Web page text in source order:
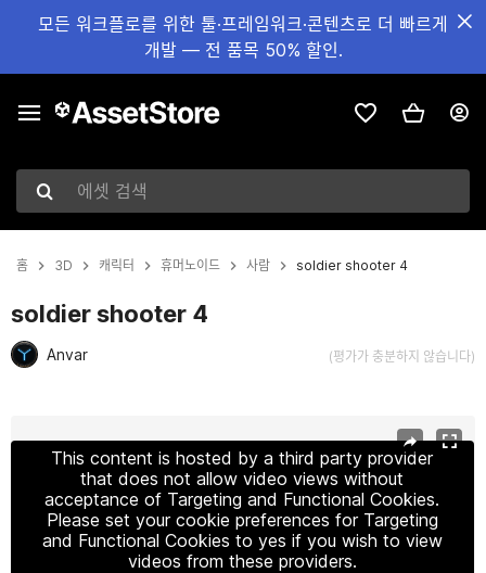
모든 워크플로를 위한 툴·프레임워크·콘텐츠로 더 빠르게
개발 — 전 품목 50% 할인.
에셋 검색
홈 3D 캐릭터 휴머노이드 사람 soldier shooter 4
soldier shooter 4
Anvar (평가가 충분하지 않습니다)
This content is hosted by a third party provider
that does not allow video views without
acceptance of Targeting and Functional Cookies.
Please set your cookie preferences for Targeting
and Functional Cookies to yes if you wish to view
videos from these providers.